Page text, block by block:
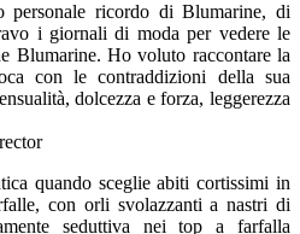
ricordo di Blumarine, di
i giornali di moda per vedere le
Blumarine. Ho voluto raccontare la
con le contraddizioni della sua
dolcezza e forza, leggerezza
quando sceglie abiti cortissimi in
con orli svolazzanti a nastri di
seduttiva nei top a farfalla